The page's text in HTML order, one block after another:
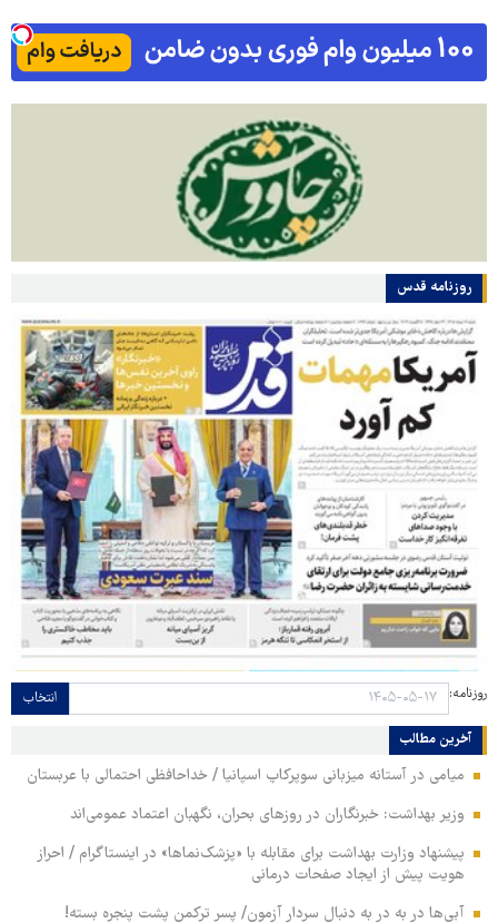
روزنامه قدس
روزنامه: انتخاب
آخرین مطالب
میامی در آستانه میزبانی سوپرکاپ اسپانیا / خداحافظی احتمالی با عربستان
وزیر بهداشت: خبرنگاران در روزهای بحران، نگهبان اعتماد عمومی‌اند
پیشنهاد وزارت بهداشت برای مقابله با «پزشک‌نماها» در اینستاگرام / احراز
هویت پیش از ایجاد صفحات درمانی
آبی‌ها در به در به دنبال سردار آزمون/ پسر ترکمن پشت پنجره بسته!